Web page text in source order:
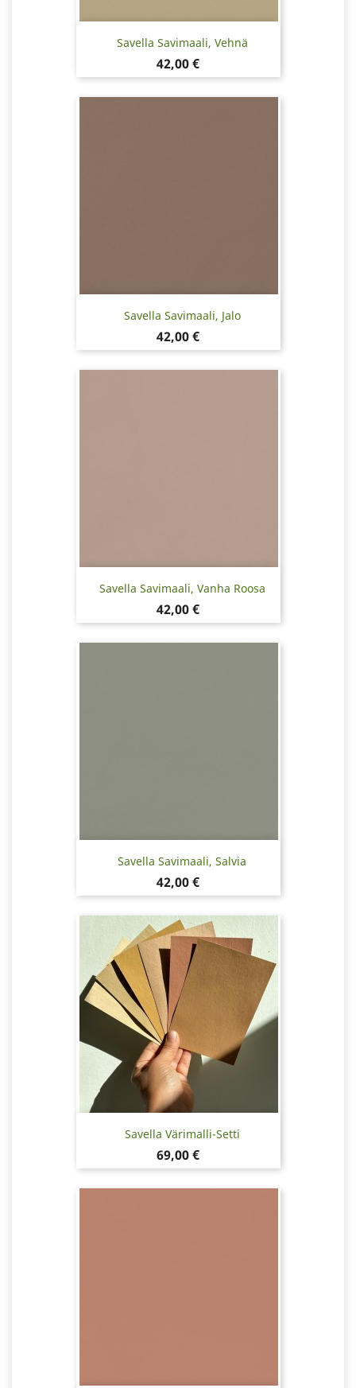
Savella Savimaali, Vehnä
Hinta
42,00 €
Savella Savimaali, Jalo
Hinta
42,00 €
Savella Savimaali, Vanha Roosa
Hinta
42,00 €
Savella Savimaali, Salvia
Hinta
42,00 €
Savella Värimalli-Setti
Hinta
69,00 €